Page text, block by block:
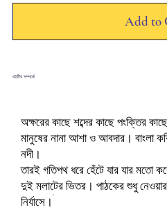
Add to
বইটির সম্পর্কে
অক্ষরের কাছে শব্দের কাছে পংক্তির
মানুষের নানা আশা ও আবদার। বাংলা
নদী।
তারই গতিপথ ধরে হেঁটে যার যার মতো
দুই মলাটের ভিতর। পাঠকের শুধু
নির্যাসে।